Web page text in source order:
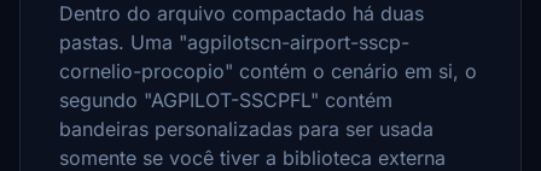
Dentro do arquivo compactado há duas
pastas. Uma "agpilotscn-airport-sscp-
cornelio-procopio" contém o cenário em si, o
segundo "AGPILOT-SSCPFL" contém
bandeiras personalizadas para ser usada ​​
somente se você tiver a biblioteca externa